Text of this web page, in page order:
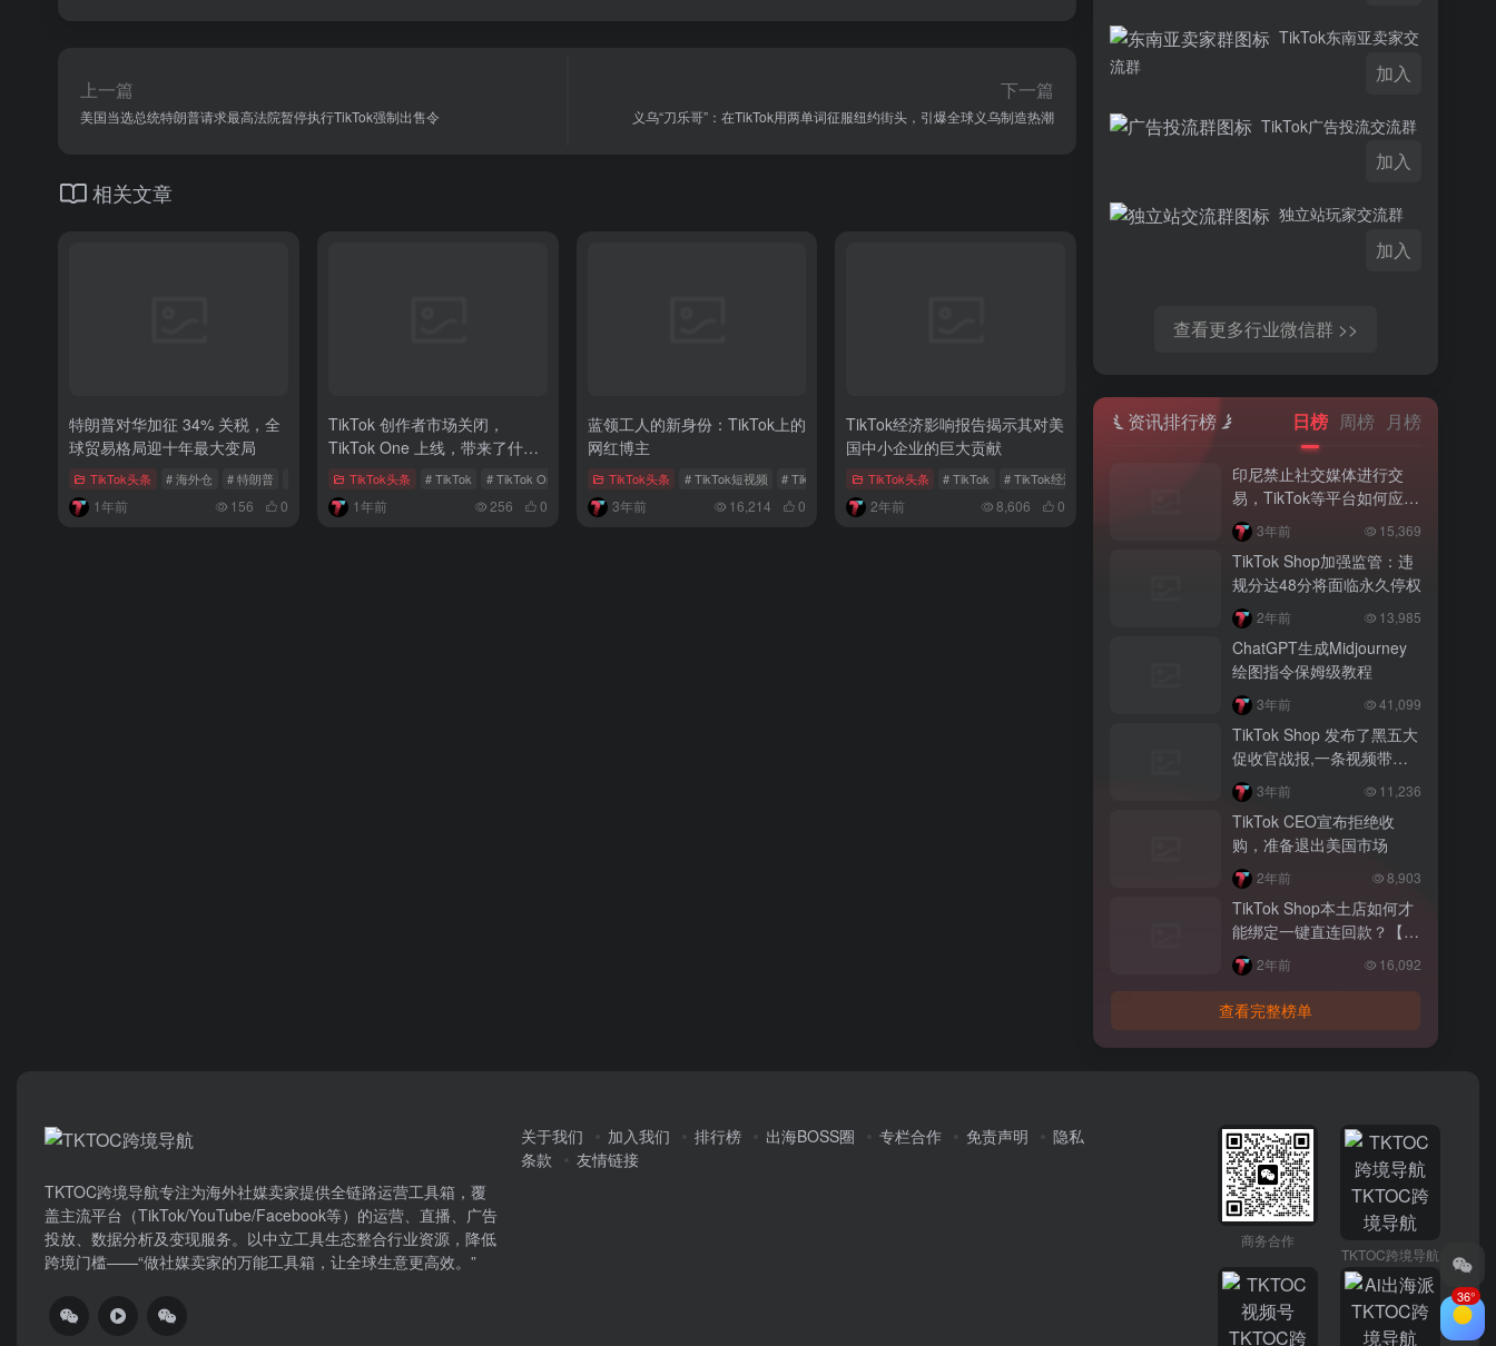
上一篇
美国当选总统特朗普请求最高法院暂停执行TikTok强制出售令
下一篇
义乌“刀乐哥”：在TikTok用两单词征服纽约街头，引爆全球义乌制造热潮
相关文章
特朗普对华加征 34% 关税，全
球贸易格局迎十年最大变局
TikTok头条 # 海外仓 # 特朗普 # 中美贸易战
1年前 156 0
TikTok 创作者市场关闭，
TikTok One 上线，带来了什
么？TikTok头条 # TikTok # TikTok One # 创作者市场
1年前 256 0
蓝领工人的新身份：TikTok上的
网红博主
TikTok头条 # TikTok短视频 # TikTok网红 # 网红博主
3年前 16,214 0
TikTok经济影响报告揭示其对美
国中小企业的巨大贡献
TikTok头条 # TikTok # TikTok经济报告
2年前 8,606 0
TikTok东南亚卖家交
流群
加入
TikTok广告投流交流群
加入
独立站玩家交流群
加入
查看更多行业微信群 >>
资讯排行榜 日榜 周榜 月榜
印尼禁止社交媒体进行交
易，TikTok等平台如何应
对？3年前 15,369
TikTok Shop加强监管：违
规分达48分将面临永久停权
2年前 13,985
ChatGPT生成Midjourney
绘图指令保姆级教程
3年前 41,099
TikTok Shop 发布了黑五大
促收官战报,一条视频带货
突破200万！
3年前 11,236
TikTok CEO宣布拒绝收
购，准备退出美国市场
2年前 8,903
TikTok Shop本土店如何才
能绑定一键直连回款？【图
文教程】
2年前 16,092
查看完整榜单
TKTOC跨境导航​专注为海外社媒卖家提供全链路运营工具箱，覆
盖主流平台（TikTok/YouTube/Facebook等）​的运营、直播、广告
投放、数据分析及变现服务。以中立工具生态整合行业资源，降低
跨境门槛——“做社媒卖家的万能工具箱，让全球生意更高效。”
关于我们 加入我们 排行榜 出海BOSS圈 专栏合作 免责声明
隐私
条款
友情链接
商务合作
TKTOC跨境导航
36°